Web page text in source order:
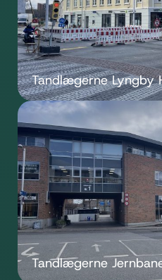
Tandlægerne Lyngby
Tandlægerne